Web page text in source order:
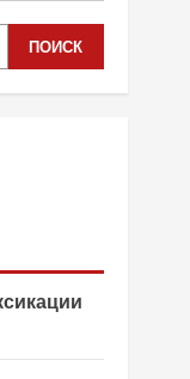
ПОИСК